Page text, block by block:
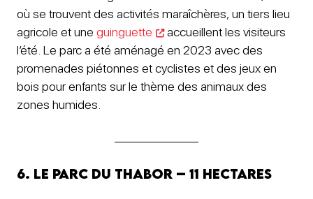
où se trouvent des activités maraîchères, un tiers lieu
agricole et une guinguette
accueillent les visiteurs
l’été. Le parc a été aménagé en 2023 avec des
promenades piétonnes et cyclistes et des jeux en
bois pour enfants sur le thème des animaux des
zones humides.
6. Le parc du Thabor – 11 hectares